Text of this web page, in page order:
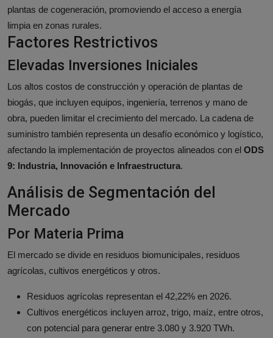
plantas de cogeneración, promoviendo el acceso a energía
limpia en zonas rurales.
Factores Restrictivos
Elevadas Inversiones Iniciales
Los altos costos de construcción y operación de plantas de
biogás, que incluyen equipos, ingeniería, terrenos y mano de
obra, pueden limitar el crecimiento del mercado. La cadena de
suministro también representa un desafío económico y logístico,
afectando la implementación de proyectos alineados con el ODS
9: Industria, Innovación e Infraestructura.
Análisis de Segmentación del
Mercado
Por Materia Prima
El mercado se divide en residuos biomunicipales, residuos
agrícolas, cultivos energéticos y otros.
Residuos agrícolas representan el 42,22% en 2026.
Cultivos energéticos incluyen arroz, trigo, maíz, entre otros,
con potencial para generar entre 3.080 y 3.920 TWh.